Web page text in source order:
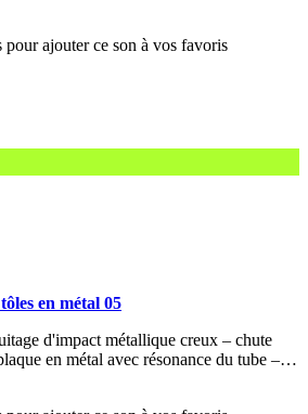
en métal 05
d'impact métallique creux – chute
en métal avec résonance du tube –…